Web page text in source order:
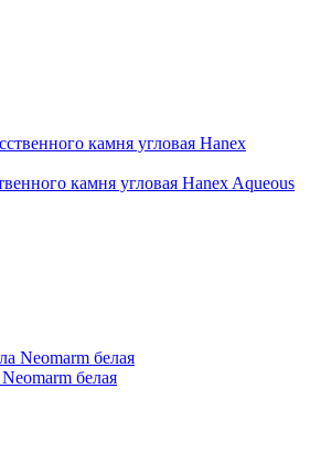
камня угловая Hanex Aqueous
белая